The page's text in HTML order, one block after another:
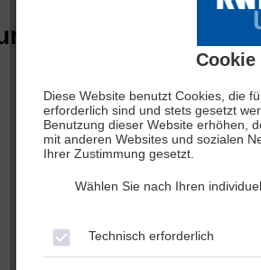
Cookie
Diese Website benutzt Cookies, die
erforderlich sind und stets gesetzt
Benutzung dieser Website erhöhen,
mit anderen Websites und sozialen
Ihrer Zustimmung gesetzt.
Wählen Sie nach Ihren
Technisch erforderlich
Blue Cobalt